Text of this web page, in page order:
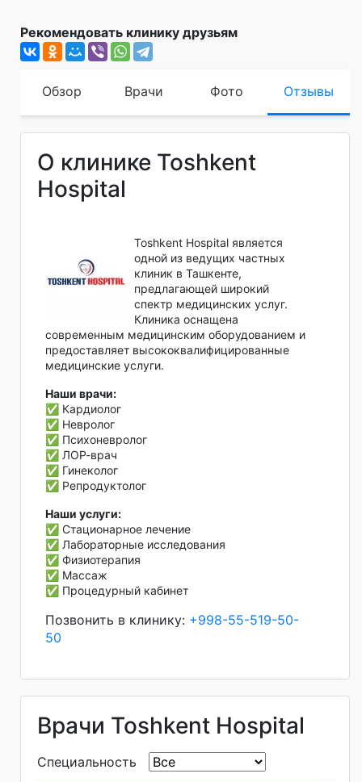
Рекомендовать клинику друзьям
Обзор Врачи Фото Отзывы
О клинике Toshkent
Hospital
Toshkent Hospital является
одной из ведущих частных
клиник в Ташкенте,
предлагающей широкий
спектр медицинских услуг.
Клиника оснащена
современным медицинским оборудованием и
предоставляет высококвалифицированные
медицинские услуги.
Наши врачи:
✅ Кардиолог
✅ Невролог
✅ Психоневролог
✅ ЛОР-врач
✅ Гинеколог
✅ Репродуктолог
Наши услуги:
✅ Стационарное лечение
✅ Лабораторные исследования
✅ Физиотерапия
✅ Массаж
✅ Процедурный кабинет
Позвонить в клинику: +998-55-519-50-
50
Врачи Toshkent Hospital
Специальность